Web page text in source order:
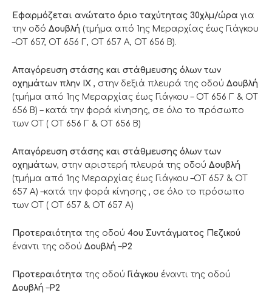
Eφαρμόζεται ανώτατο όριο ταχύτητας 30χλμ/ώρα για
την οδό Δουβλή (τμήμα από 1ης Μεραρχίας έως Γιάγκου
–OT 657, OT 656 Γ, ΟΤ 657 Α, ΟΤ 656 Β).
Απαγόρευση στάσης και στάθμευσης όλων των
οχημάτων πλην ΙΧ , στην δεξιά πλευρά της οδού Δουβλή
(τμήμα από 1ης Μεραρχίας έως Γιάγκου – OT 656 Γ & ΟΤ
656 Β) – κατά την φορά κίνησης, σε όλο το πρόσωπο
των ΟΤ ( OT 656 Γ & ΟΤ 656 Β)
Απαγόρευση στάσης και στάθμευσης όλων των
οχημάτων, στην αριστερή πλευρά της οδού Δουβλή
(τμήμα από 1ης Μεραρχίας έως Γιάγκου –OT 657 & ΟΤ
657 Α) –κατά την φορά κίνησης , σε όλο το πρόσωπο
των ΟΤ ( OT 657 & ΟΤ 657 Α)
Προτεραιότητα της οδού 4ου Συντάγματος Πεζικού
έναντι της οδού Δουβλή–Ρ2
Προτεραιότητα της οδού Γιάγκου έναντι της οδού
Δουβλή–Ρ2